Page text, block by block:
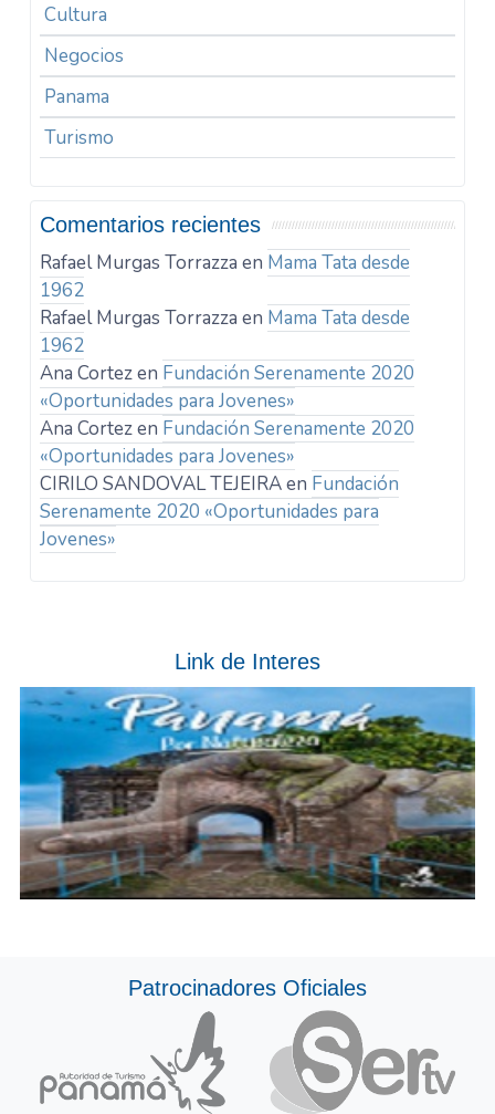
Cultura
Negocios
Panama
Turismo
Comentarios recientes
Rafael Murgas Torrazza en Mama Tata desde
1962
Rafael Murgas Torrazza en Mama Tata desde
1962
Ana Cortezen Fundación Serenamente 2020
«Oportunidades para Jovenes»
Ana Cortezen Fundación Serenamente 2020
«Oportunidades para Jovenes»
CIRILO SANDOVAL TEJEIRAen Fundación
Serenamente 2020 «Oportunidades para
Jovenes»
Link de Interes
Patrocinadores Oficiales